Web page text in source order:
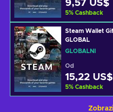
9,57 US$
5% Cashback
Steam Wallet
GLOBAL
GLOBÁLNÍ
Od
15,22 US$
5% Cashback